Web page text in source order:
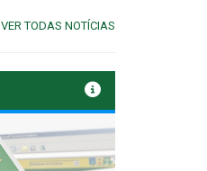
VER TODAS NOTÍCIAS